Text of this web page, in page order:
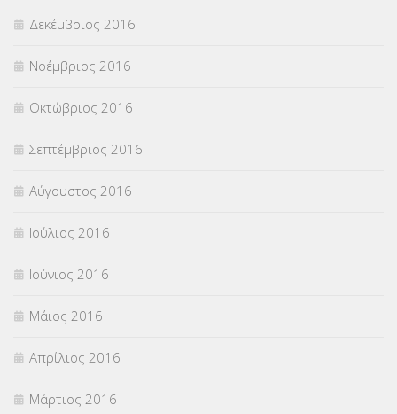
Δεκέμβριος 2016
Νοέμβριος 2016
Οκτώβριος 2016
Σεπτέμβριος 2016
Αύγουστος 2016
Ιούλιος 2016
Ιούνιος 2016
Μάιος 2016
Απρίλιος 2016
Μάρτιος 2016